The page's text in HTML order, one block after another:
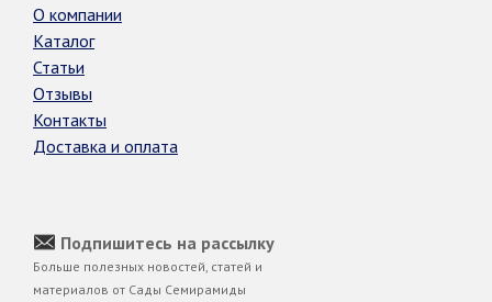
О компании
Каталог
Статьи
Отзывы
Контакты
Доставка и оплата
Подпишитесь на рассылку
Больше полезных новостей, статей и
материалов от Сады Семирамиды